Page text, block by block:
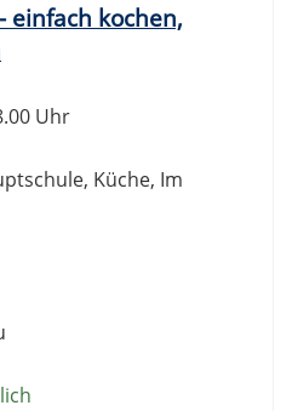
einfach kochen,
Uhr
Küche, Im